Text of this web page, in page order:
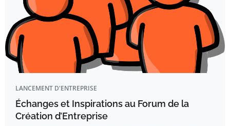
LANCEMENT D'ENTREPRISE
Échanges et Inspirations au Forum de la
Création d’Entreprise